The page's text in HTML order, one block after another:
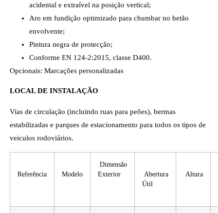
acidental e extraível na posição vertical;
Aro em fundição optimizado para chumbar no betão
envolvente;
Pintura negra de protecção;
Conforme EN 124-2:2015, classe D400.
Opcionais: Marcações personalizadas
LOCAL DE INSTALAÇÃO
Vias de circulação (incluindo ruas para peões), bermas
estabilizadas e parques de estacionamento para todos os tipos de
veiculos rodoviários.
Referência Modelo
Dimensão
Exterior
Abertura
Útil
Altura